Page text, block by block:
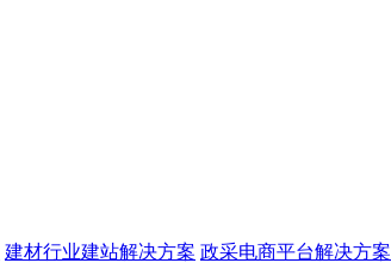
建材行业建站解决方案 政采电商平台解决方案